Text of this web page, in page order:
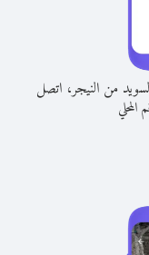
من النيجر، اتصل
المحلي